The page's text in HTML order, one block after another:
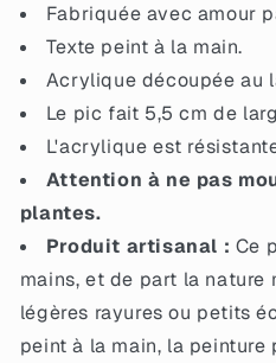
confettis
lunes
roses
iridescentes
confettis
lunes
roses
iridescentes
Fabriquée avec amour
Texte peint à la main.
Acrylique découpée au
Le pic fait 5,5 cm de
L'acrylique est
Attention à ne pas
plantes.
Produit artisanal : Ce
mains, et de part la
légères rayures ou petits
peint à la main, la